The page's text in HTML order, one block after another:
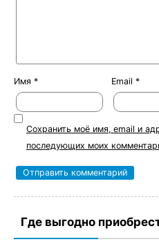
Имя * Email *
Сохранить моё имя, email и
последующих моих
Где выгодно